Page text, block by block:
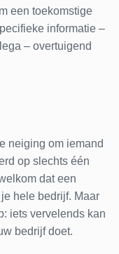
een toekomstige
informatie –
– overtuigend
neiging om iemand
op slechts één
dat een
hele bedrijf. Maar
iets vervelends kan
bedrijf doet.